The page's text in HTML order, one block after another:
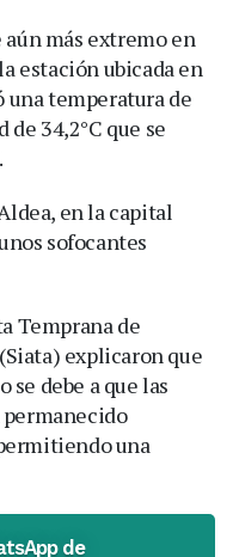
más extremo en
estación ubicada en
temperatura de
de 34,2°C que se
en la capital
sofocantes
Temprana de
explicaron que
debe a que las
permanecido
una
de